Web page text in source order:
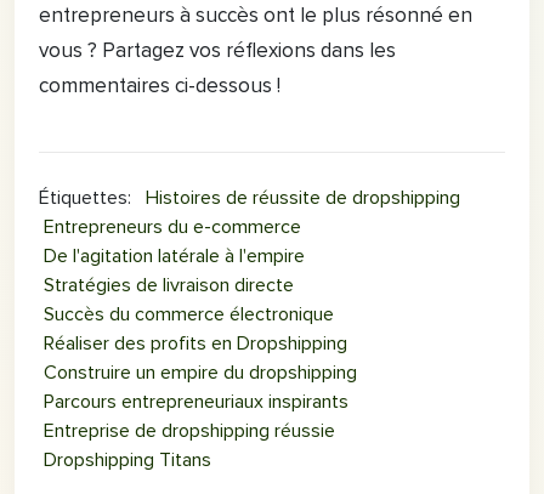
entrepreneurs à succès ont le plus résonné en
vous ? Partagez vos réflexions dans les
commentaires ci-dessous !
Étiquettes:
Histoires de réussite de dropshipping
Entrepreneurs du e-commerce
De l'agitation latérale à l'empire
Stratégies de livraison directe
Succès du commerce électronique
Réaliser des profits en Dropshipping
Construire un empire du dropshipping
Parcours entrepreneuriaux inspirants
Entreprise de dropshipping réussie
Dropshipping Titans